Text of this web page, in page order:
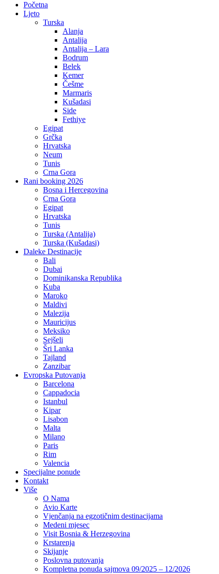
Početna
Ljeto
Turska
Alanja
Antalija
Antalija – Lara
Bodrum
Belek
Kemer
Češme
Marmaris
Kušadasi
Side
Fethiye
Egipat
Grčka
Hrvatska
Neum
Tunis
Crna Gora
Rani booking 2026
Bosna i Hercegovina
Crna Gora
Egipat
Hrvatska
Tunis
Turska (Antalija)
Turska (Kušadasi)
Daleke Destinacije
Bali
Dubai
Dominikanska Republika
Kuba
Maroko
Maldivi
Malezija
Mauricijus
Meksiko
Sejšeli
Šri Lanka
Tajland
Zanzibar
Evropska Putovanja
Barcelona
Cappadocia
Istanbul
Kipar
Lisabon
Malta
Milano
Paris
Rim
Valencia
Specijalne ponude
Kontakt
Više
O Nama
Avio Karte
Vjenčanja na egzotičnim destinacijama
Medeni mjesec
Visit Bosnia & Herzegovina
Krstarenja
Skijanje
Poslovna putovanja
Kompletna ponuda sajmova 09/2025 – 12/2026